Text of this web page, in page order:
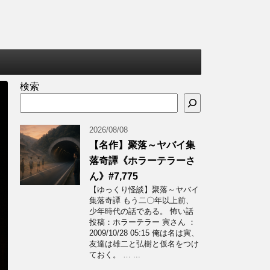
検索
2026/08/08
【名作】聚落～ヤバイ集
落奇譚《ホラーテラーさ
ん》#7,775
【ゆっくり怪談】聚落～ヤバイ
集落奇譚 もう二〇年以上前、
少年時代の話である。 怖い話
投稿：ホラーテラー 寅さん ：
2009/10/28 05:15 俺は名は寅、
友達は雄二と弘樹と仮名をつけ
ておく。 … ...